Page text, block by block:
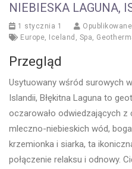
NIEBIESKA LAGUNA,
1 stycznia 1
Europe, Iceland , Spa,
Przegląd
Usytuowany wśród surowych
Islandii, Błękitna Laguna to
oczarowało odwiedzających z
mleczno-niebieskich wód,
krzemionka i siarka, ta
połączenie relaksu i odnowy.